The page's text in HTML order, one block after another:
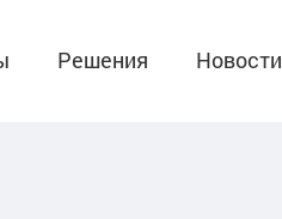
Решения Новости